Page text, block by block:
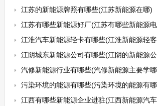
江苏的新能源牌照有哪些(江苏新能源在哪)
江苏有哪些新能源好厂(江苏有哪些新能源
江淮汽车新能源轻卡有哪些(江淮新能源轻
江阴城东新能源公司有哪些(江阴的新能源
汽修新能源行业有哪些(汽修新能源主要学
污染环境的能源有哪些(污染环境的能源有
江西有哪些新能源企业进驻(江西新能源汽